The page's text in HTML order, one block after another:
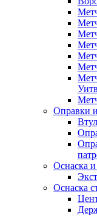
Оправки
Оснаска
Оснаска